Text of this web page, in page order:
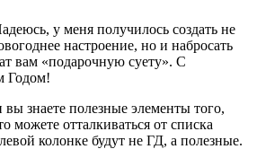
у меня получилось создать не
настроение, но и набросать
вам «подарочную суету». С
Годом!
вы знаете полезные элементы того,
можете отталкиваться от списка
колонке будут не ГД, а полезные.